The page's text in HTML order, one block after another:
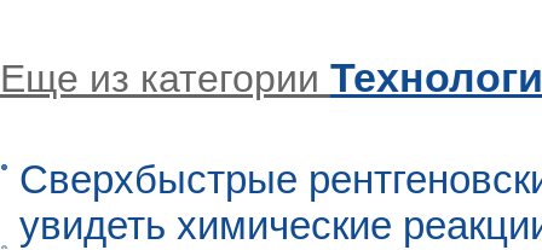
Еще из категории
Сверхбыстрые
увидеть химические